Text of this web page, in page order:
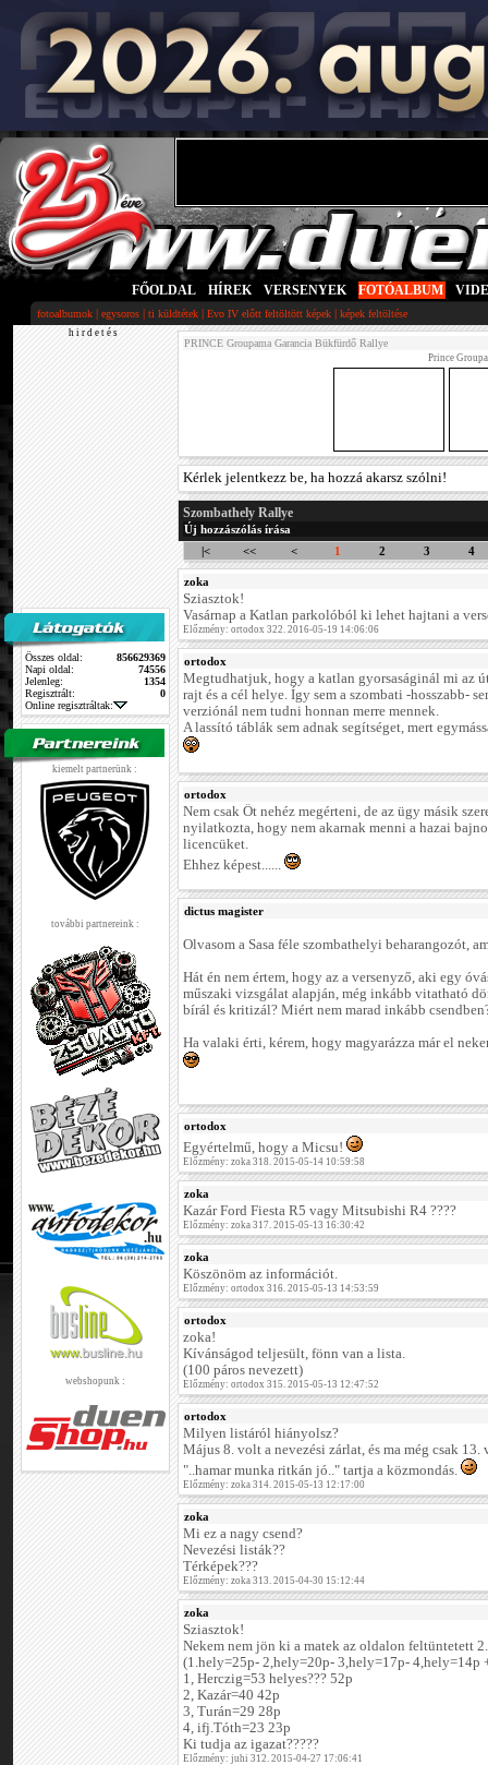
FŐOLDAL HÍREK VERSENYEK FOTÓALBUM
fotoalbumok | egysoros | ti küldtétek | Evo IV előtt feltöltött képek | képek feltöltése
h i r d e t é s
Összes oldal:
856629369
Napi oldal:
74556
Jelenleg:
1354
Regisztrált:
0
Online regisztráltak:
kiemelt partnerünk :
további partnereink :
webshopunk :
PRINCE Groupama Garancia Bükfürdő Rallye
Prince
Kérlek jelentkezz be, ha hozzá akarsz szólni!
Szombathely Rallye
Új hozzászólás írása
|<
<< < 1 2 3 4
zoka
Sziasztok!
Vasárnap a Katlan parkolóból ki lehet hajtani a
Előzmény: ortodox 322. 2016-05-19 14:06:06
ortodox
Megtudhatjuk, hogy a katlan gyorsaságinál mi az
rajt és a cél helye. Így sem a szombati -hosszabb-
verziónál nem tudni honnan merre mennek.
A lassító táblák sem adnak segítséget, mert
ortodox
Nem csak Őt nehéz megérteni, de az ügy másik
nyilatkozta, hogy nem akarnak menni a hazai
licencüket.
Ehhez képest......
dictus magister
Olvasom a Sasa féle szombathelyi beharangozót,
Hát én nem értem, hogy az a versenyző, aki egy
műszaki vizsgálat alapján, még inkább vitatható
bírál és kritizál? Miért nem marad inkább
Ha valaki érti, kérem, hogy magyarázza már el
ortodox
Egyértelmű, hogy a Micsu!
Előzmény: zoka 318. 2015-05-14 10:59:58
zoka
Kazár Ford Fiesta R5 vagy Mitsubishi R4 ????
Előzmény: zoka 317. 2015-05-13 16:30:42
zoka
Köszönöm az információt.
Előzmény: ortodox 316. 2015-05-13 14:53:59
ortodox
zoka!
Kívánságod teljesült, fönn van a lista.
(100 páros nevezett)
Előzmény: ortodox 315. 2015-05-13 12:47:52
ortodox
Milyen listáról hiányolsz?
Május 8. volt a nevezési zárlat, és ma még csak 13.
"..hamar munka ritkán jó.." tartja a közmondás.
Előzmény: zoka 314. 2015-05-13 12:17:00
zoka
Mi ez a nagy csend?
Nevezési listák??
Térképek???
Előzmény: zoka 313. 2015-04-30 15:12:44
zoka
Sziasztok!
Nekem nem jön ki a matek az oldalon feltüntetett
(1.hely=25p- 2,hely=20p- 3,hely=17p- 4,hely=14p
1, Herczig=53 helyes??? 52p
2, Kazár=40 42p
3, Turán=29 28p
4, ifj.Tóth=23 23p
Ki tudja az igazat?????
Előzmény: juhi 312. 2015-04-27 17:06:41